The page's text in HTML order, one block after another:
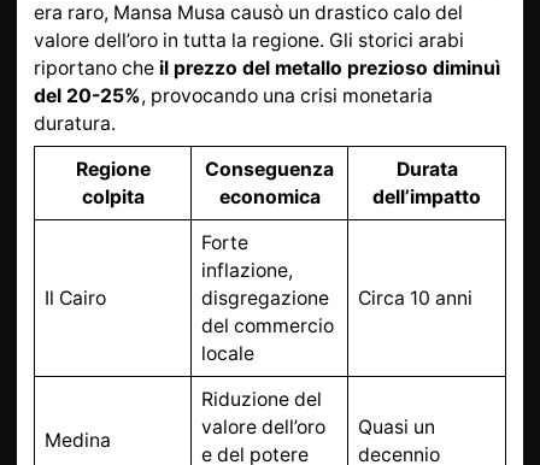
era raro, Mansa Musa causò un drastico calo del
valore dell’oro in tutta la regione. Gli storici arabi
riportano che il prezzo del metallo prezioso diminuì
del 20-25%, provocando una crisi monetaria
duratura.
Regione
colpita
Conseguenza
economica
Durata
dell’impatto
Il Cairo
Forte
inflazione,
disgregazione
del commercio
locale
Circa 10 anni
Medina
Riduzione del
valore dell’oro
e del potere
Quasi un
decennio